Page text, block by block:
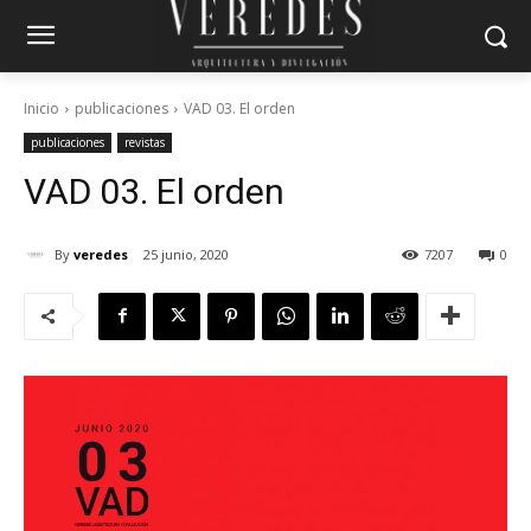
Inicio publicaciones VAD 03. El orden
publicaciones revistas
VAD 03. El orden
By veredes 25 junio, 2020 0
7207